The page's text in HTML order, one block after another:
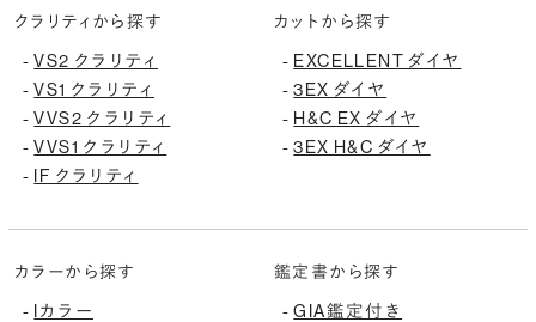
クラリティから探す
-VS2 クラリティ
-VS1 クラリティ
-VVS2 クラリティ
-VVS1 クラリティ
-
IF クラリティ
カットから探す
- EXCELLENT ダイヤ
-3EX ダイヤ
- H&C EX ダイヤ
-3EX H&C ダイヤ
カラーから探す
-
Iカラー
鑑定書から探す
-GIA鑑定付き